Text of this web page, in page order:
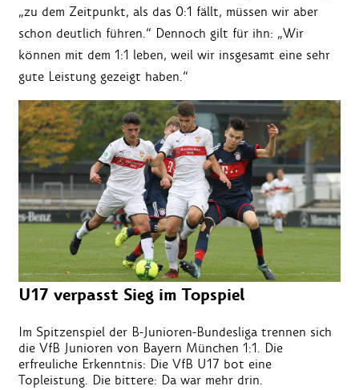
„zu dem Zeitpunkt, als das 0:1 fällt, müssen wir aber
schon deutlich führen.“ Dennoch gilt für ihn: „Wir
können mit dem 1:1 leben, weil wir insgesamt eine sehr
gute Leistung gezeigt haben.“
U17 verpasst Sieg im Topspiel
Im Spitzenspiel der B-Junioren-Bundesliga trennen sich
die VfB Junioren von Bayern München 1:1. Die
erfreuliche Erkenntnis: Die VfB U17 bot eine
Topleistung. Die bittere: Da war mehr drin.